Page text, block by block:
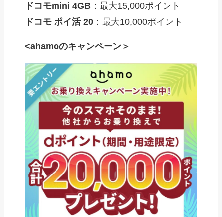
ドコモmini 4GB ：最大15,000ポイント
ドコモ ポイ活 20 ：最大10,000ポイント
<ahamoのキャンペーン＞